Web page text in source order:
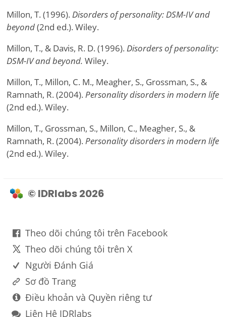
Millon, T. (1996). Disorders of personality: DSM-IV and
beyond(2nd ed.). Wiley.
Millon, T., & Davis, R. D. (1996). Disorders of personality:
DSM-IV and beyond. Wiley.
Millon, T., Millon, C. M., Meagher, S., Grossman, S., &
Ramnath, R. (2004). Personality disorders in modern life
(2nd ed.). Wiley.
Millon, T., Grossman, S., Millon, C., Meagher, S., &
Ramnath, R. (2004). Personality disorders in modern life
(2nd ed.). Wiley.
© IDRlabs 2026
Theo dõi chúng tôi trên Facebook
Theo dõi chúng tôi trên X
Người Đánh Giá
Sơ đồ Trang
Điều khoản và Quyền riêng tư
Liên Hệ IDRlabs